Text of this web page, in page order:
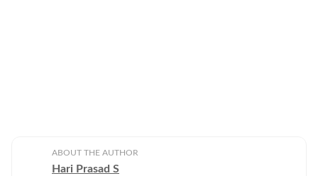
ABOUT THE AUTHOR
Hari Prasad S